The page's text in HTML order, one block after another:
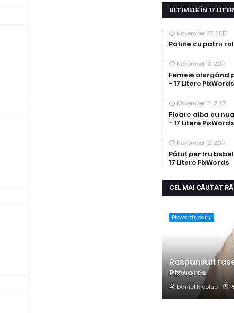
ULTIMELE ÎN 17
November 27, 2017
Patine cu patru
November 13, 2017
Femeie alergând
- 17 Litere PixWords
November 12, 2017
Floare alba cu
- 17 Litere PixWords
November 12, 2017
Pătuț pentru
17 Litere PixWords
CEL MAI CĂUTAT
Pixwords caini
Raspunsuri
Pixwords
Daniel Nicolae